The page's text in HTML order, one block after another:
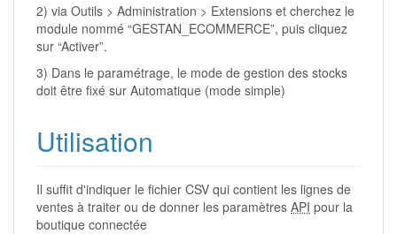
2) via Outils > Administration > Extensions et cherchez le
module nommé “GESTAN_ECOMMERCE”, puis cliquez
sur “Activer”.
3) Dans le paramétrage, le mode de gestion des stocks
doit être fixé sur Automatique (mode simple)
Utilisation
Il suffit d'indiquer le fichier CSV qui contient les lignes de
ventes à traiter ou de donner les paramètres API pour la
boutique connectée